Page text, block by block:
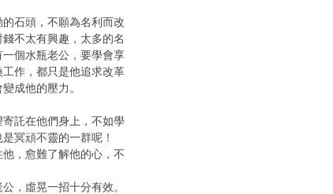
石頭，不願為名利而改
不太有興趣，太多的名
個水瓶老公，要學會享
作，都只是他追求改革
成他的壓力。
託在他們身上，不如學
冥頑不靈的一群呢！
，愈難了解他的心，不
，虛晃一招十分有效。